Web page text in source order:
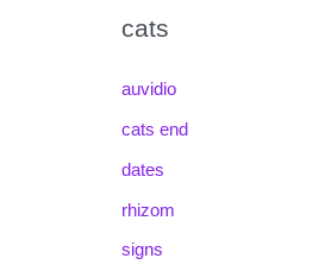
cats
auvidio
cats end
dates
rhizom
signs